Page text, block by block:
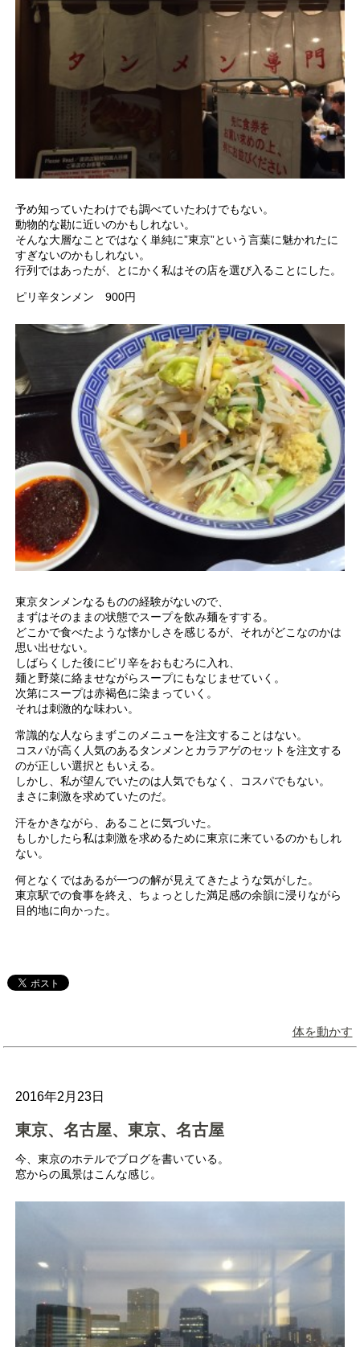
予め知っていたわけでも調べていたわけでもない。
動物的な勘に近いのかもしれない。
そんな大層なことではなく単純に”東京”という言葉に魅かれたに
すぎないのかもしれない。
行列ではあったが、とにかく私はその店を選び入ることにした。
ピリ辛タンメン 900円
東京タンメンなるものの経験がないので、
まずはそのままの状態でスープを飲み麺をすする。
どこかで食べたような懐かしさを感じるが、それがどこなのかは
思い出せない。
しばらくした後にピリ辛をおもむろに入れ、
麺と野菜に絡ませながらスープにもなじませていく。
次第にスープは赤褐色に染まっていく。
それは刺激的な味わい。
常識的な人ならまずこのメニューを注文することはない。
コスパが高く人気のあるタンメンとカラアゲのセットを注文する
のが正しい選択ともいえる。
しかし、私が望んでいたのは人気でもなく、コスパでもない。
まさに刺激を求めていたのだ。
汗をかきながら、あることに気づいた。
もしかしたら私は刺激を求めるために東京に来ているのかもしれ
ない。
何となくではあるが一つの解が見えてきたような気がした。
東京駅での食事を終え、ちょっとした満足感の余韻に浸りながら
目的地に向かった。
体を動かす
2016年2月23日
東京、名古屋、東京、名古屋
今、東京のホテルでブログを書いている。
窓からの風景はこんな感じ。